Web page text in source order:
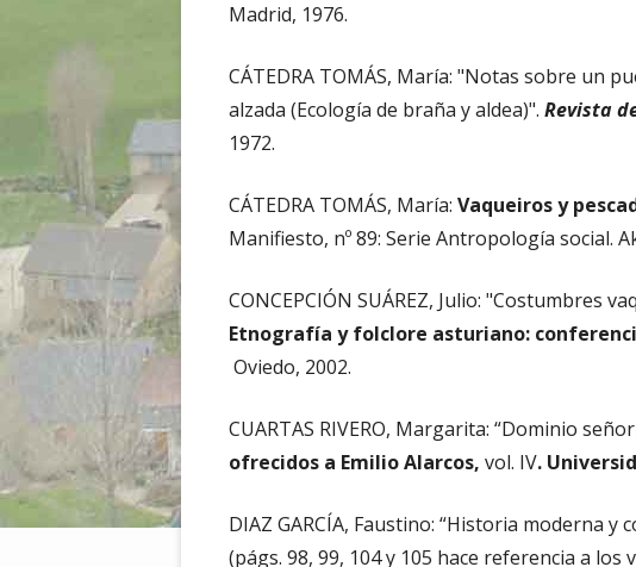
Madrid, 1976.
CÁTEDRA TOMÁS, María: "Notas sobre un
alzada (Ecología de braña y aldea)". Revista
1972.
CÁTEDRA TOMÁS, María: Vaqueiros y
Manifiesto, nº 89: Serie Antropología social.
CONCEPCIÓN SUÁREZ, Julio: "Costumbres
Etnografía y folclore asturiano:
Oviedo, 2002.
CUARTAS RIVERO, Margarita: “Dominio
ofrecidos a Emilio Alarcos, vol. IV.
DIAZ GARCÍA, Faustino: “Historia moderna y
(págs. 98, 99, 104 y 105 hace referencia a los